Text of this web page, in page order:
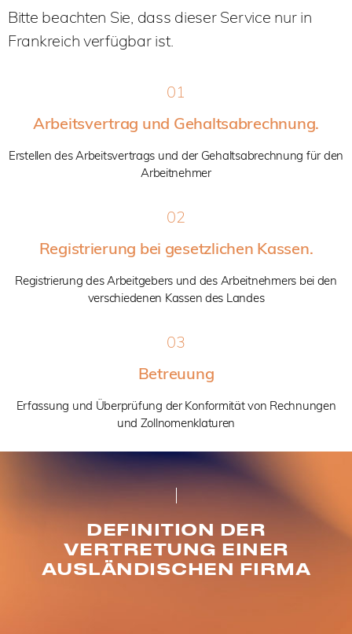
Bitte beachten Sie, dass dieser Service nur in
Frankreich verfügbar ist.
01
Arbeitsvertrag und Gehaltsabrechnung.
Erstellen des Arbeitsvertrags und der Gehaltsabrechnung für den
Arbeitnehmer
02
Registrierung bei gesetzlichen Kassen.
Registrierung des Arbeitgebers und des Arbeitnehmers bei den
verschiedenen Kassen des Landes
03
Betreuung
Erfassung und Überprüfung der Konformität von Rechnungen
und Zollnomenklaturen
DEFINITION DER
VERTRETUNG EINER
AUSLÄNDISCHEN FIRMA